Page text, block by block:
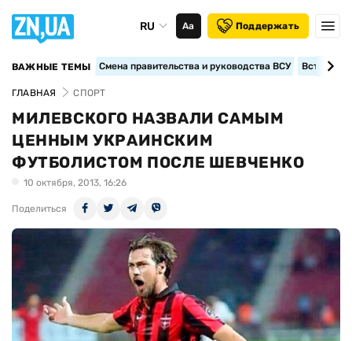
RU Аа Поддержать
ВАЖНЫЕ ТЕМЫ Смена правительства и руководства ВСУ
ГЛАВНАЯ СПОРТ
МИЛЕВСКОГО НАЗВАЛИ САМЫМ
ЦЕННЫМ УКРАИНСКИМ
ФУТБОЛИСТОМ ПОСЛЕ ШЕВЧЕНКО
10 октября, 2013, 16:26
Поделиться